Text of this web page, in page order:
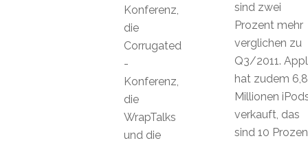
sind zwei
Prozent mehr
verglichen zu
Q3/2011.
hat zudem 6,8
Millionen
verkauft, das
sind 10
Konferenz,
die
Corrugated
-
Konferenz,
die
WrapTalks
und die